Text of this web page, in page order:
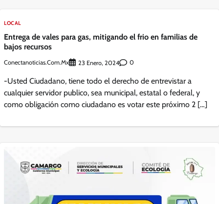
LOCAL
Entrega de vales para gas, mitigando el frio en familias de
bajos recursos
Conectanoticias.com.mx 23 Enero, 2024 0
-Usted Ciudadano, tiene todo el derecho de entrevistar a
cualquier servidor publico, sea municipal, estatal o federal, y
como obligación como ciudadano es votar este próximo 2 […]